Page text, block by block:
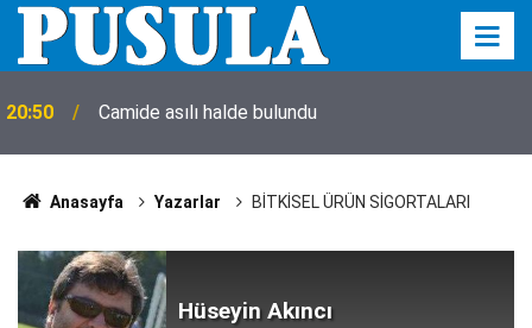
20:50 Camide asılı halde bulundu
Anasayfa Yazarlar BİTKİSEL ÜRÜN SİGORTALARI
Hüseyin Akıncı